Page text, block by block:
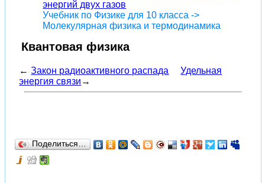
энергий двух газов
Учебник по Физике для 10 класса ->
Молекулярная физика и термодинамика
Квантовая физика
←Закон радиоактивного распада
Удельная
энергия связи →
Поделиться…